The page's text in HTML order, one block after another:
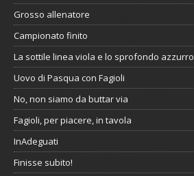
Grosso allenatore
Campionato finito
La sottile linea viola e lo sprofondo azzurro
Uovo di Pasqua con Fagioli
No, non siamo da buttar via
Fagioli, per piacere, in tavola
InAdeguati
Finisse subito!